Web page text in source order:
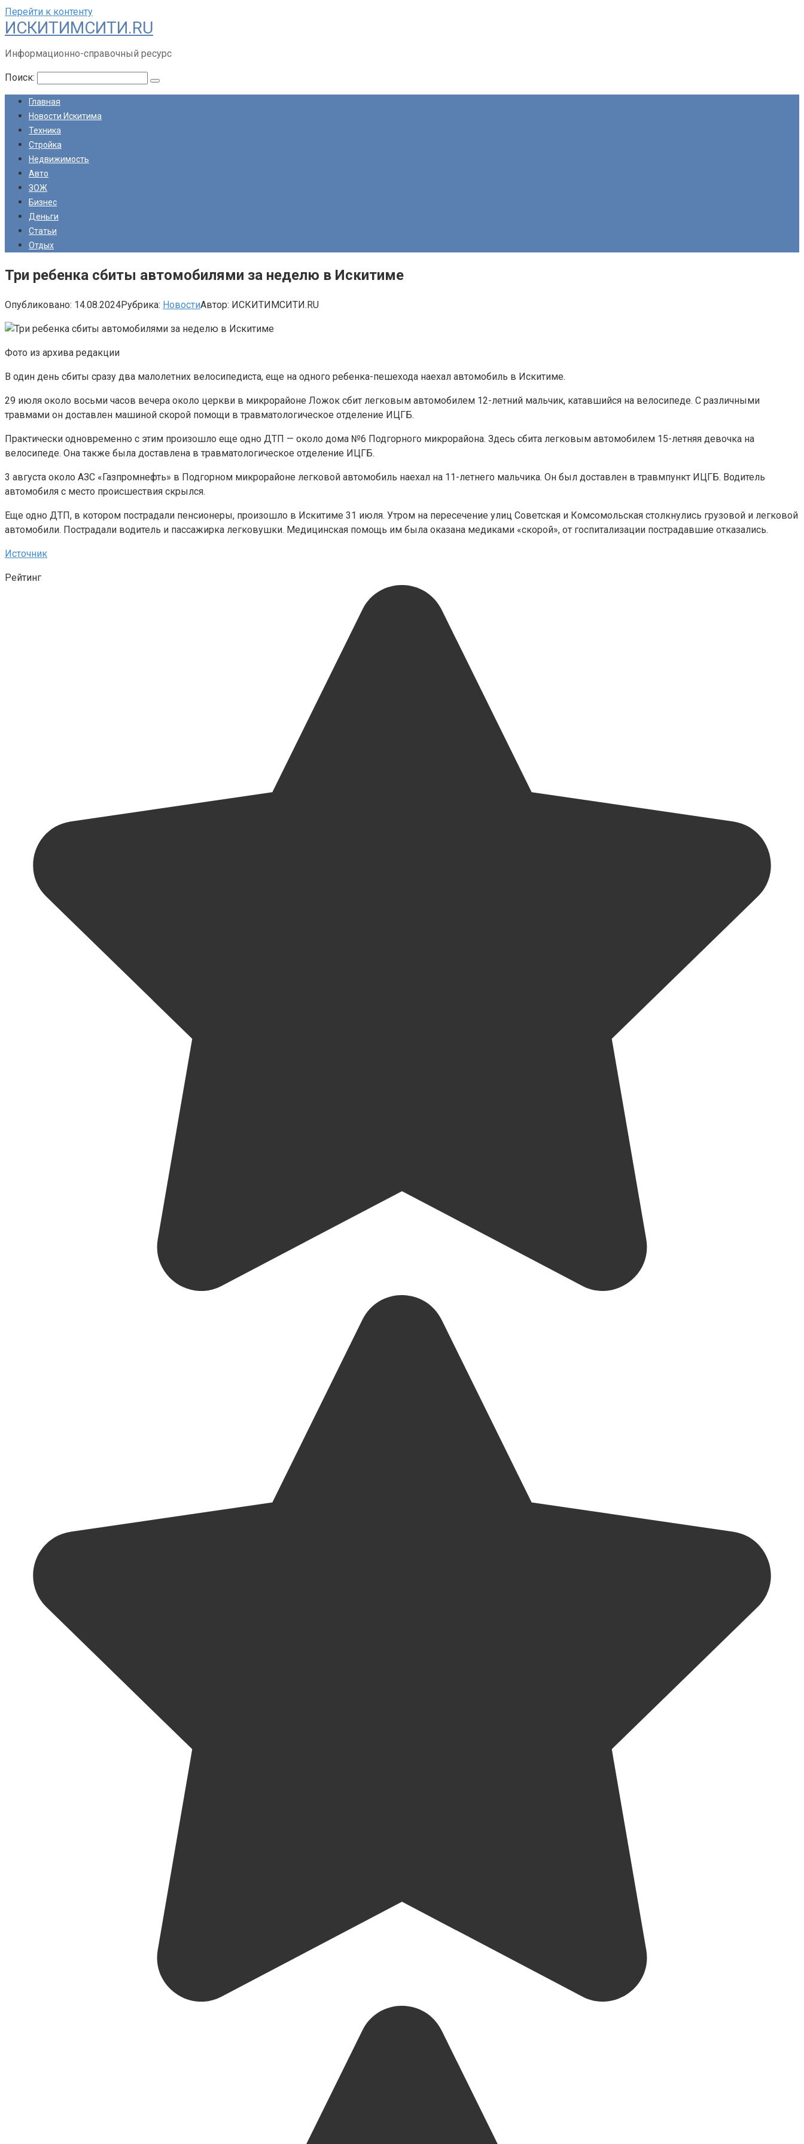
Перейти к контенту
ИСКИТИМСИТИ.RU
Информационно-справочный ресурс
Поиск:
Главная
Новости Искитима
Техника
Стройка
Недвижимость
Авто
ЗОЖ
Бизнес
Деньги
Статьи
Отдых
Три ребенка сбиты автомобилями за неделю в Искитиме
Опубликовано: 14.08.2024Рубрика: НовостиАвтор: ИСКИТИМСИТИ.RU
Фото из архива редакции
В один день сбиты сразу два малолетних велосипедиста, еще на одного ребенка-пешехода наехал автомобиль в Искитиме.
29 июля около восьми часов вечера около церкви в микрорайоне Ложок сбит легковым автомобилем 12-летний мальчик, катавшийся на велосипеде. С различными
травмами он доставлен машиной скорой помощи в травматологическое отделение ИЦГБ.
Практически одновременно с этим произошло еще одно ДТП — около дома №6 Подгорного микрорайона. Здесь сбита легковым автомобилем 15-летняя девочка на
велосипеде. Она также была доставлена в травматологическое отделение ИЦГБ.
3 августа около АЗС «Газпромнефть» в Подгорном микрорайоне легковой автомобиль наехал на 11-летнего мальчика. Он был доставлен в травмпункт ИЦГБ. Водитель
автомобиля с место происшествия скрылся.
Еще одно ДТП, в котором пострадали пенсионеры, произошло в Искитиме 31 июля. Утром на пересечение улиц Советская и Комсомольская столкнулись грузовой и легковой
автомобили. Пострадали водитель и пассажирка легковушки. Медицинская помощь им была оказана медиками «скорой», от госпитализации пострадавшие отказались.
Источник
Рейтинг